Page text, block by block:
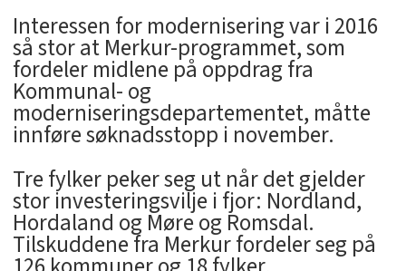
Interessen for modernisering var i 2016
så stor at Merkur-programmet, som
fordeler midlene på oppdrag fra
Kommunal- og
moderniseringsdepartementet, måtte
innføre søknadsstopp i november.
Tre fylker peker seg ut når det gjelder
stor investeringsvilje i fjor: Nordland,
Hordaland og Møre og Romsdal.
Tilskuddene fra Merkur fordeler seg på